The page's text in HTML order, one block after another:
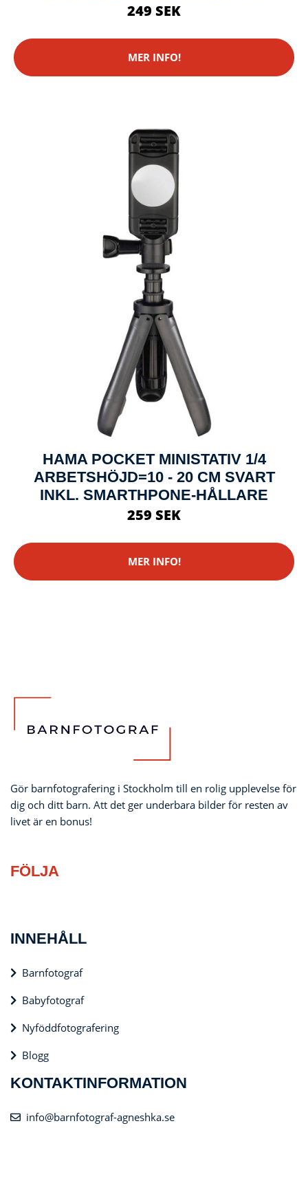
249 SEK
MER INFO!
HAMA POCKET MINISTATIV 1/4
ARBETSHÖJD=10 - 20 CM SVART
INKL. SMARTHPONE-HÅLLARE
259 SEK
MER INFO!
Gör barnfotografering i Stockholm till en rolig upplevelse för
dig och ditt barn. Att det ger underbara bilder för resten av
livet är en bonus!
FÖLJA
INNEHÅLL
Barnfotograf
Babyfotograf
Nyföddfotografering
Blogg
KONTAKTINFORMATION
info@barnfotograf-agneshka.se